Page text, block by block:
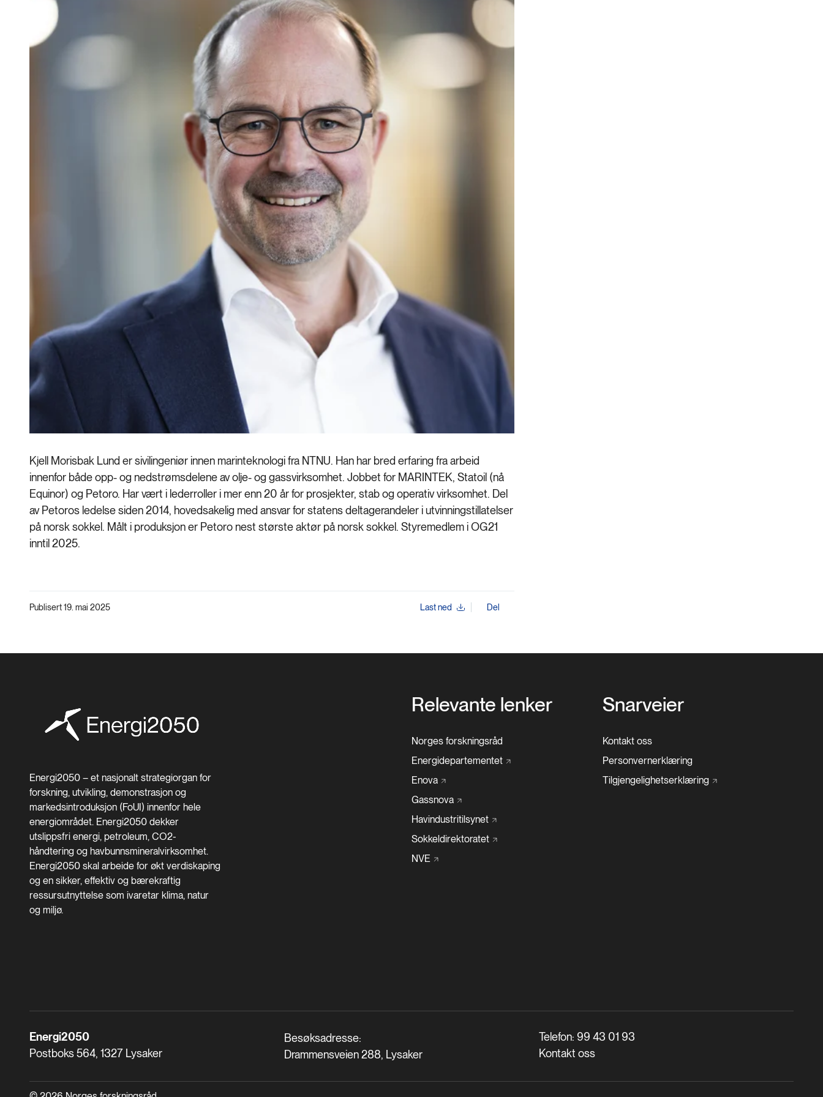
Kjell Morisbak Lund er sivilingeniør innen marinteknologi fra NTNU. Han har bred erfaring fra arbeid
innenfor både opp- og nedstrømsdelene av olje- og gassvirksomhet. Jobbet for MARINTEK, Statoil (nå
Equinor) og Petoro. Har vært i lederroller i mer enn 20 år for prosjekter, stab og operativ virksomhet. Del
av Petoros ledelse siden 2014, hovedsakelig med ansvar for statens deltagerandeler i utvinningstillatelser
på norsk sokkel. Målt i produksjon er Petoro nest største aktør på norsk sokkel. Styremedlem i OG21
inntil 2025.
Publisert 19. mai 2025 Last ned Del
Energi2050 – et nasjonalt strategiorgan for
forskning, utvikling, demonstrasjon og
markedsintroduksjon (FoUI) innenfor hele
energiområdet. Energi2050 dekker
utslippsfri energi, petroleum, CO2-
håndtering og havbunnsmineralvirksomhet.
Energi2050 skal arbeide for økt verdiskaping
og en sikker, effektiv og bærekraftig
ressursutnyttelse som ivaretar klima, natur
og miljø.
Relevante lenker
Norges forskningsråd
Energidepartementet
Enova
Gassnova
Havindustritilsynet
Sokkeldirektoratet
NVE
Snarveier
Kontakt oss
Personvernerklæring
Tilgjengelighetserklæring
Energi2050
Postboks 564, 1327 Lysaker
Besøksadresse:
Drammensveien 288, Lysaker
Telefon: 99 43 01 93
Kontakt oss